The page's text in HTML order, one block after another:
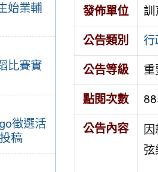
始業輔
比賽實
徵選活
稿
發佈單位 訓
公告類別 行
公告等級 重
點閱次數
公告內容
弦